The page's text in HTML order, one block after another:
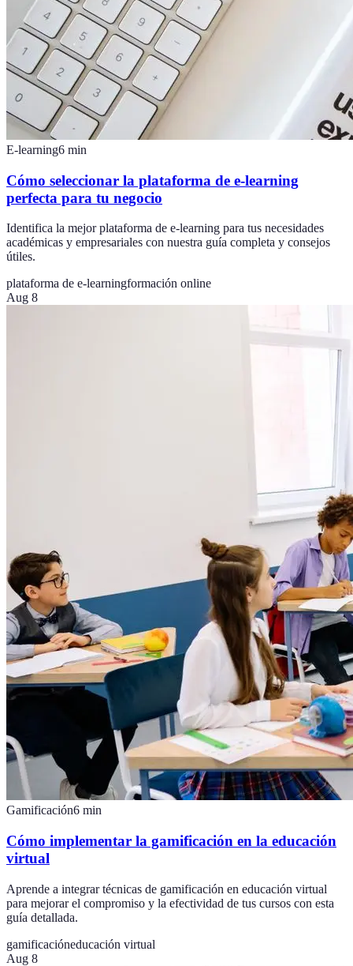
E-learning6 min
Cómo seleccionar la plataforma de e-learning
perfecta para tu negocio
Identifica la mejor plataforma de e-learning para tus necesidades
académicas y empresariales con nuestra guía completa y consejos
útiles.
plataforma de e-learningformación online
Aug 8
Gamificación6 min
Cómo implementar la gamificación en la educación
virtual
Aprende a integrar técnicas de gamificación en educación virtual
para mejorar el compromiso y la efectividad de tus cursos con esta
guía detallada.
gamificacióneducación virtual
Aug 8